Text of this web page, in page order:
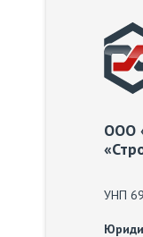
ООО
УНП